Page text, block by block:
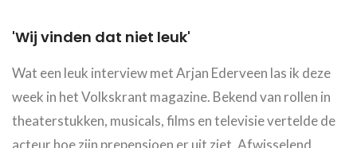
'Wij vinden dat niet leuk'
Wat een leuk interview met Arjan Ederveen las ik deze
week in het Volkskrant magazine. Bekend van rollen in
theaterstukken, musicals, films en televisie vertelde de
acteur hoe zijn prepensioen er uit ziet. Afwisselend